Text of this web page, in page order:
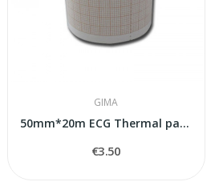
GIMA
50mm*20m ECG Thermal paper
€3.50